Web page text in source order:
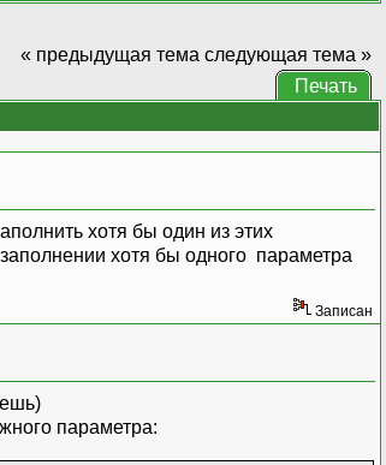
« предыдущая тема следующая тема »
Печать
хотя бы один из этих
хотя бы одного параметра
Записан
параметра: